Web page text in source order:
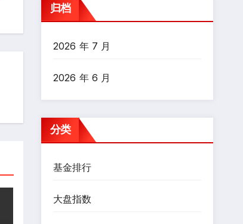
归档
2026 年 7 月
2026 年 6 月
分类
基金排行
大盘指数